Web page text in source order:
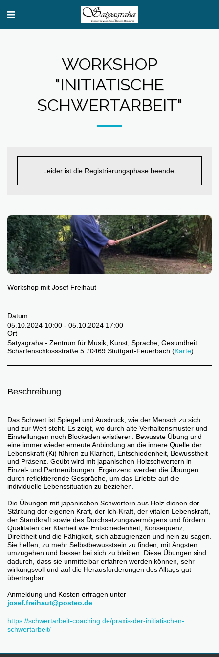
WORKSHOP
"INITIATISCHE
SCHWERTARBEIT"
Leider ist die Registrierungsphase beendet
Workshop mit Josef Freihaut
Datum:
05.10.2024 10:00 - 05.10.2024 17:00
Ort
Satyagraha - Zentrum für Musik, Kunst, Sprache, Gesundheit
Scharfenschlossstraße 5 70469 Stuttgart-Feuerbach (Karte)
Beschreibung
Das Schwert ist Spiegel und Ausdruck, wie der Mensch zu sich
und zur Welt steht. Es zeigt, wo durch alte Verhaltensmuster und
Einstellungen noch Blockaden existieren. Bewusste Übung und
eine immer wieder erneute Anbindung an die innere Quelle der
Lebenskraft (Ki) führen zu Klarheit, Entschiedenheit, Bewusstheit
und Präsenz. Geübt wird mit japanischen Holzschwertern in
Einzel- und Partnerübungen. Ergänzend werden die Übungen
durch reflektierende Gespräche, um das Erlebte auf die
individuelle Lebenssituation zu beziehen.
Die Übungen mit japanischen Schwertern aus Holz dienen der
Stärkung der eigenen Kraft, der Ich-Kraft, der vitalen Lebenskraft,
der Standkraft sowie des Durchsetzungsvermögens und fördern
Qualitäten der Klarheit wie Entschiedenheit, Konsequenz,
Direktheit und die Fähigkeit, sich abzugrenzen und nein zu sagen.
Sie helfen, zu mehr Selbstbewusstsein zu finden, mit Ängsten
umzugehen und besser bei sich zu bleiben. Diese Übungen sind
dadurch, dass sie unmittelbar erfahren werden können, sehr
wirkungsvoll und auf die Herausforderungen des Alltags gut
übertragbar.
Anmeldung und Kosten erfragen unter
josef.freihaut@posteo.de
https://schwertarbeit-coaching.de/praxis-der-initiatischen-
schwertarbeit/